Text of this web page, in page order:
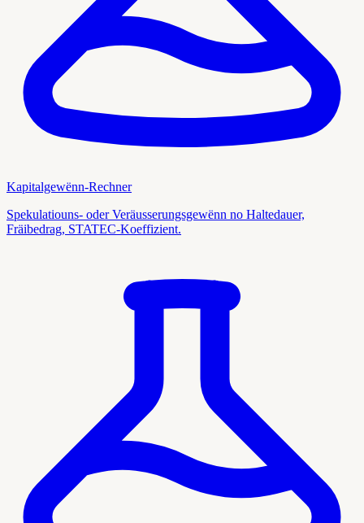
Kapitalgewënn-Rechner
Spekulatiouns- oder Veräusserungsgewënn no Haltedauer,
Fräibedrag, STATEC-Koeffizient.